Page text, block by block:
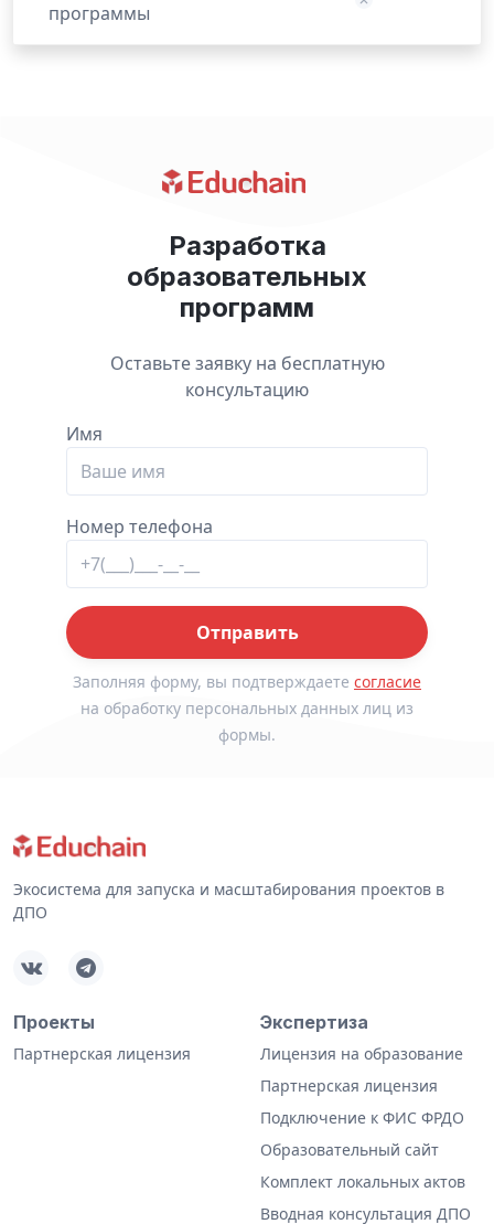
программы
Разработка
образовательных
программ
Оставьте заявку на бесплатную
консультацию
Имя
Номер телефона
Отправить
Заполняя форму, вы подтверждаете согласие
на обработку персональных данных лиц из
формы.
Экосистема для запуска и масштабирования проектов в
ДПО
Проекты
Партнерская лицензия
Экспертиза
Лицензия на образование
Партнерская лицензия
Подключение к ФИС ФРДО
Образовательный сайт
Комплект локальных актов
Вводная консультация ДПО